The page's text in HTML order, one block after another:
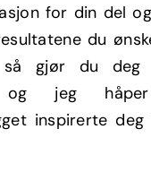
for din del
du
så gjør du
og jeg
inspirerte